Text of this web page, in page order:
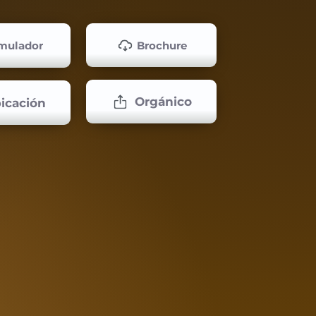
Brochure
Orgánico